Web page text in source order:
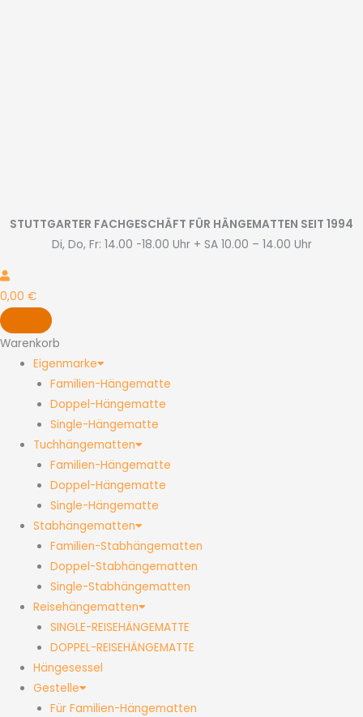
STUTTGARTER FACHGESCHÄFT FÜR HÄNGEMATTEN SEIT 1994
Di, Do, Fr: 14.00 -18.00 Uhr + SA 10.00 – 14.00 Uhr
0,00 €
Warenkorb
Eigenmarke
Familien-Hängematte
Doppel-Hängematte
Single-Hängematte
Tuchhängematten
Familien-Hängematte
Doppel-Hängematte
Single-Hängematte
Stabhängematten
Familien-Stabhängematten
Doppel-Stabhängematten
Single-Stabhängematten
Reisehängematten
SINGLE-REISEHÄNGEMATTE
DOPPEL-REISEHÄNGEMATTE
Hängesessel
Gestelle
Für Familien-Hängematten